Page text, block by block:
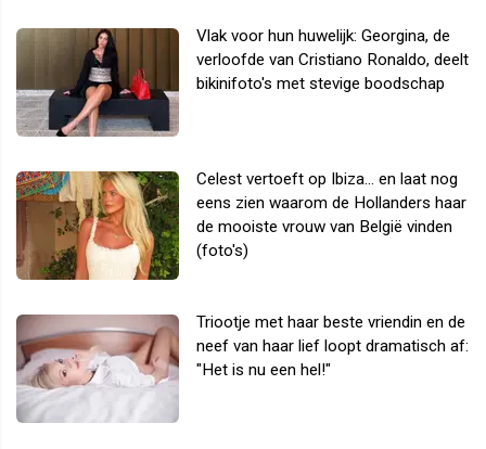
Vlak voor hun huwelijk: Georgina, de
verloofde van Cristiano Ronaldo, deelt
bikinifoto's met stevige boodschap
Celest vertoeft op Ibiza... en laat nog
eens zien waarom de Hollanders haar
de mooiste vrouw van België vinden
(foto's)
Triootje met haar beste vriendin en de
neef van haar lief loopt dramatisch af:
"Het is nu een hel!"